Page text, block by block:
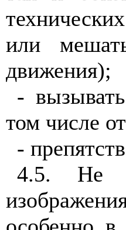
или
движения);
-
том числе
-
4.5. Не